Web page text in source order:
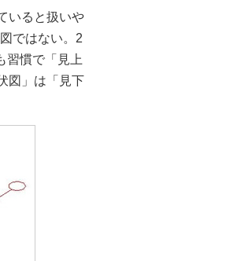
いると扱いや
ではない。2
習慣で「見上
図」は「見下